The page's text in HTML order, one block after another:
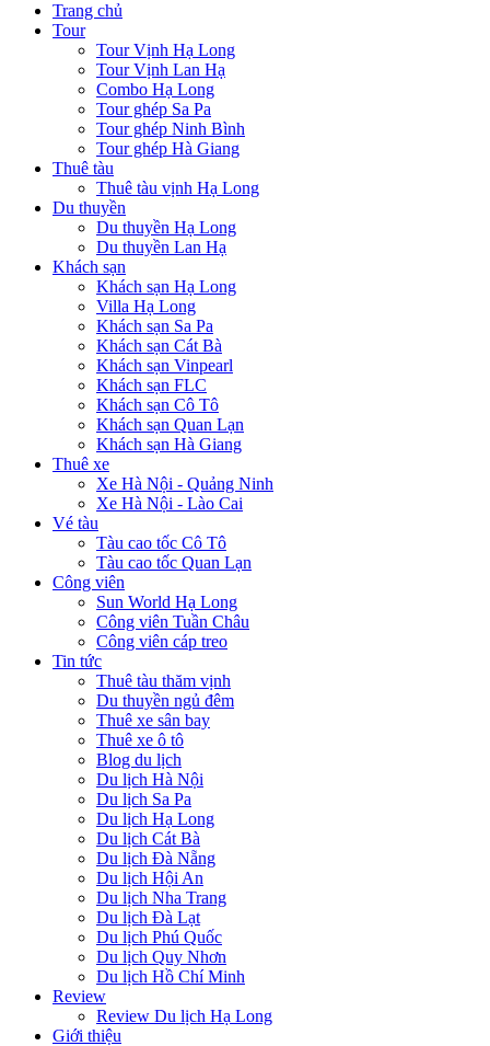
Trang chủ
Tour
Tour Vịnh Hạ Long
Tour Vịnh Lan Hạ
Combo Hạ Long
Tour ghép Sa Pa
Tour ghép Ninh Bình
Tour ghép Hà Giang
Thuê tàu
Thuê tàu vịnh Hạ Long
Du thuyền
Du thuyền Hạ Long
Du thuyền Lan Hạ
Khách sạn
Khách sạn Hạ Long
Villa Hạ Long
Khách sạn Sa Pa
Khách sạn Cát Bà
Khách sạn Vinpearl
Khách sạn FLC
Khách sạn Cô Tô
Khách sạn Quan Lạn
Khách sạn Hà Giang
Thuê xe
Xe Hà Nội - Quảng Ninh
Xe Hà Nội - Lào Cai
Vé tàu
Tàu cao tốc Cô Tô
Tàu cao tốc Quan Lạn
Công viên
Sun World Hạ Long
Công viên Tuần Châu
Công viên cáp treo
Tin tức
Thuê tàu thăm vịnh
Du thuyền ngủ đêm
Thuê xe sân bay
Thuê xe ô tô
Blog du lịch
Du lịch Hà Nội
Du lịch Sa Pa
Du lịch Hạ Long
Du lịch Cát Bà
Du lịch Đà Nẵng
Du lịch Hội An
Du lịch Nha Trang
Du lịch Đà Lạt
Du lịch Phú Quốc
Du lịch Quy Nhơn
Du lịch Hồ Chí Minh
Review
Review Du lịch Hạ Long
Giới thiệu